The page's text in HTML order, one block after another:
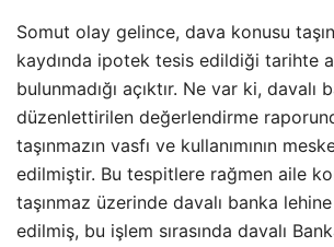
Somut olay gelince, dava konusu
kaydında ipotek tesis edildiği tarihte
bulunmadığı açıktır. Ne var ki, davalı
düzenlettirilen değerlendirme
taşınmazın vasfı ve kullanımının
edilmiştir. Bu tespitlere rağmen aile
taşınmaz üzerinde davalı banka
edilmiş, bu işlem sırasında davalı